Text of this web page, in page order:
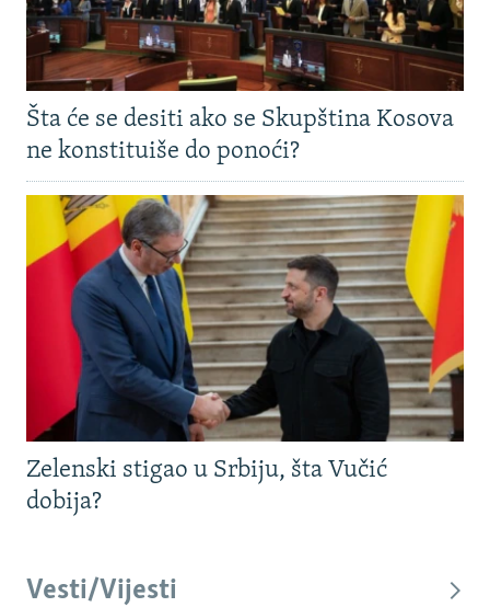
Šta će se desiti ako se Skupština Kosova
ne konstituiše do ponoći?
Zelenski stigao u Srbiju, šta Vučić
dobija?
Vesti/Vijesti